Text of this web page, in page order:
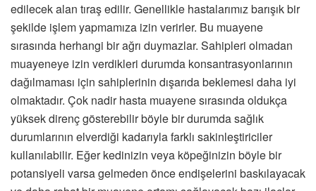
edilecek alan tıraş edilir. Genellikle hastalarımız barışık bir
şekilde işlem yapmamıza izin verirler. Bu muayene
sırasında herhangi bir ağrı duymazlar. Sahipleri olmadan
muayeneye izin verdikleri durumda konsantrasyonlarının
dağılmaması için sahiplerinin dışarıda beklemesi daha iyi
olmaktadır. Çok nadir hasta muayene sırasında oldukça
yüksek direnç gösterebilir böyle bir durumda sağlık
durumlarının elverdiği kadarıyla farklı sakinleştiriciler
kullanılabilir. Eğer kedinizin veya köpeğinizin böyle bir
potansiyeli varsa gelmeden önce endişelerini baskılayacak